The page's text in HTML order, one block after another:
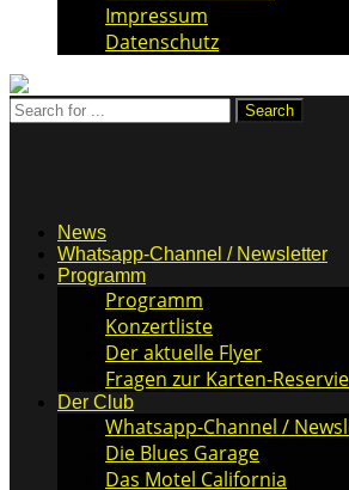
Impressum
Datenschutz
News
Whatsapp-Channel / Newsletter
Programm
Programm
Konzertliste
Der aktuelle Flyer
Fragen zur Karten-
Der Club
Whatsapp-Channel /
Die Blues Garage
Das Motel California